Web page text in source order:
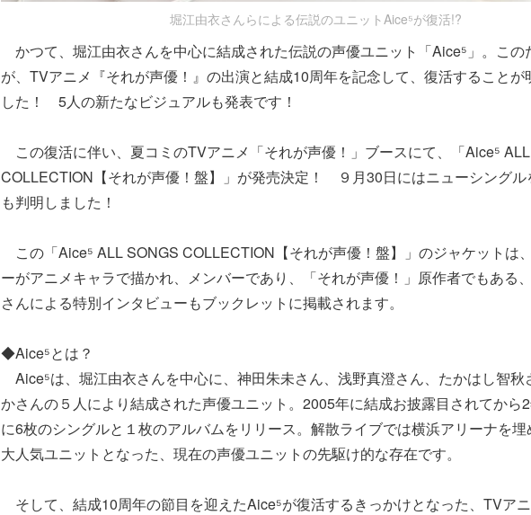
堀江由衣さんらによる伝説のユニットAice⁵が復活!?
かつて、堀江由衣さんを中心に結成された伝説の声優ユニット「Aice⁵」。この
が、TVアニメ『それが声優！』の出演と結成10周年を記念して、復活することが
した！ 5人の新たなビジュアルも発表です！
この復活に伴い、夏コミのTVアニメ「それが声優！」ブースにて、「Aice⁵
COLLECTION【それが声優！盤】」が発売決定！ ９月30日にはニューシングル
も判明しました！
この「Aice⁵ ALL SONGS COLLECTION【それが声優！盤】」のジャケットは
ーがアニメキャラで描かれ、メンバーであり、「それが声優！」原作者でもある
さんによる特別インタビューもブックレットに掲載されます。
◆Aice⁵とは？
Aice⁵は、堀江由衣さんを中心に、神田朱未さん、浅野真澄さん、たかはし智秋
かさんの５人により結成された声優ユニット。2005年に結成お披露目されてから
に6枚のシングルと１枚のアルバムをリリース。解散ライブでは横浜アリーナを
大人気ユニットとなった、現在の声優ユニットの先駆け的な存在です。
そして、結成10周年の節目を迎えたAice⁵が復活するきっかけとなった、TVア